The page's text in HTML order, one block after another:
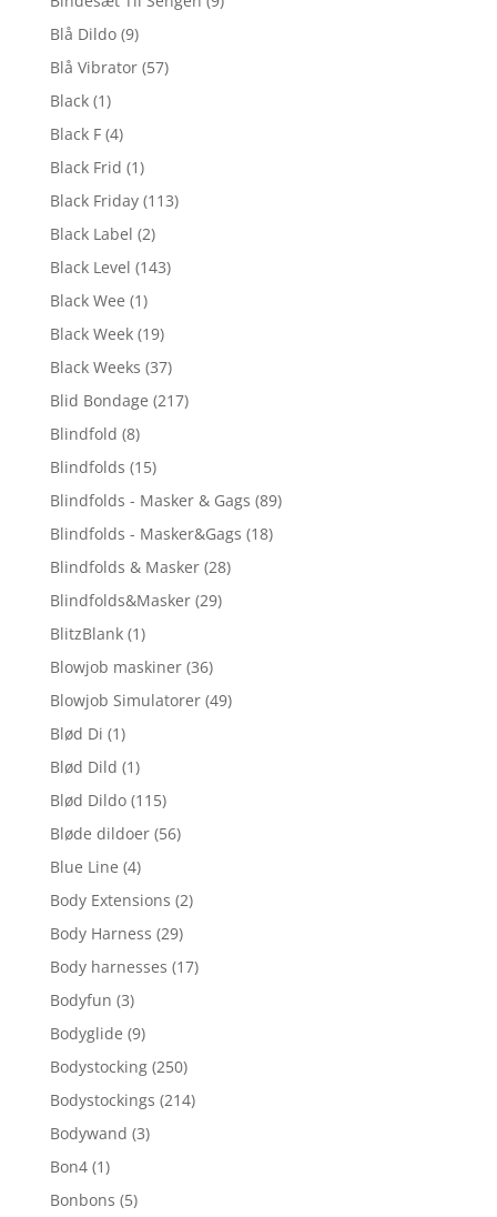
Blå Dildo (9)
Blå Vibrator (57)
Black (1)
Black F (4)
Black Frid (1)
Black Friday (113)
Black Label (2)
Black Level (143)
Black Wee (1)
Black Week (19)
Black Weeks (37)
Blid Bondage (217)
Blindfold (8)
Blindfolds (15)
Blindfolds - Masker & Gags (89)
Blindfolds - Masker&Gags (18)
Blindfolds & Masker (28)
Blindfolds&Masker (29)
BlitzBlank (1)
Blowjob maskiner (36)
Blowjob Simulatorer (49)
Blød Di (1)
Blød Dild (1)
Blød Dildo (115)
Bløde dildoer (56)
Blue Line (4)
Body Extensions (2)
Body Harness (29)
Body harnesses (17)
Bodyfun (3)
Bodyglide (9)
Bodystocking (250)
Bodystockings (214)
Bodywand (3)
Bon4 (1)
Bonbons (5)